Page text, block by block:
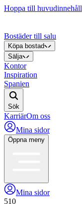
Hoppa till huvudinnehåll
Bostäder till salu
Köpa bostad
Sälja
Kontor
Inspiration
Spanien
Sök
KarriärOm oss
Mina sidor
Öppna meny
Mina sidor
510